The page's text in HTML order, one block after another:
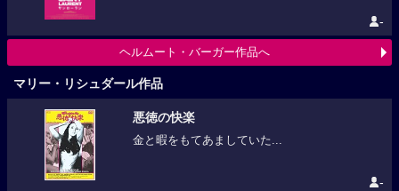
-
ヘルムート・バーガー作品へ
マリー・リシュダール作品
悪徳の快楽
金と暇をもてあましていた...
-